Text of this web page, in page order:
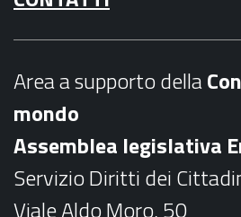
e
o
k
t
r
a
m
Area a supporto dellaC
mondo
Assemblea legislativa
Servizio Diritti dei
Viale Aldo Moro, 50